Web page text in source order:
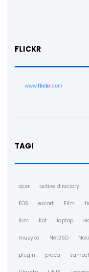
FLICKR
www.flickr.com
TAGI
acer active directory
EOS escort Film
ibm Kot laptop
muzyka NetBSD
plugin praca